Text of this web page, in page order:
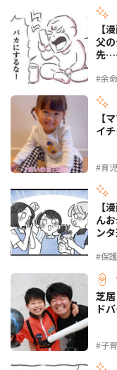
#余
【
父
先
#育
【
イ
#保
【
ん
ン
#子
芝
ド